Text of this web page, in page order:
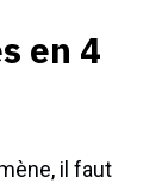
en 4
il faut